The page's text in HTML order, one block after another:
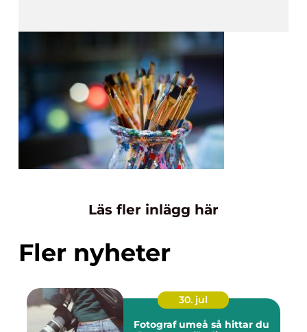
Läs fler inlägg här
Fler nyheter
30. jul
Fotograf umeå så hittar du